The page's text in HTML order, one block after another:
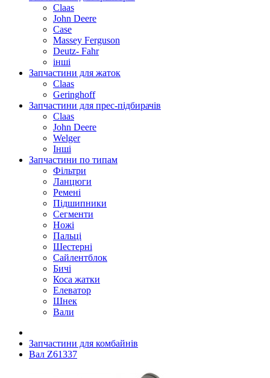
Claas
John Deere
Case
Massey Ferguson
Deutz- Fahr
інші
Запчастини для жаток
Claas
Geringhoff
Запчастини для прес-підбирачів
Claas
John Deere
Welger
Інші
Запчастини по типам
Фільтри
Ланцюги
Ремені
Підшипники
Сегменти
Ножі
Пальці
Шестерні
Сайлентблок
Бичі
Коса жатки
Елеватор
Шнек
Вали
Запчастини для комбайнів
Вал Z61337